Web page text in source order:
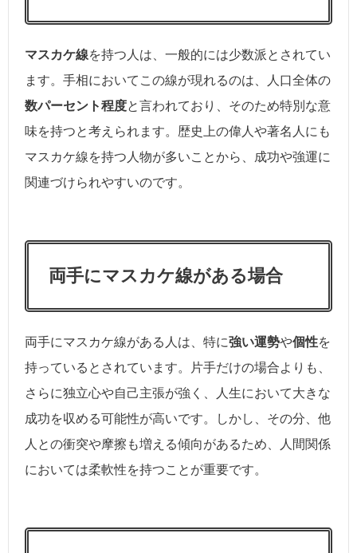
マスカケ線を持つ人は、一般的には少数派とされてい
ます。手相においてこの線が現れるのは、人口全体の
数パーセント程度と言われており、そのため特別な意
味を持つと考えられます。歴史上の偉人や著名人にも
マスカケ線を持つ人物が多いことから、成功や強運に
関連づけられやすいのです。
両手にマスカケ線がある場合
両手にマスカケ線がある人は、特に強い運勢や個性を
持っているとされています。片手だけの場合よりも、
さらに独立心や自己主張が強く、人生において大きな
成功を収める可能性が高いです。しかし、その分、他
人との衝突や摩擦も増える傾向があるため、人間関係
においては柔軟性を持つことが重要です。